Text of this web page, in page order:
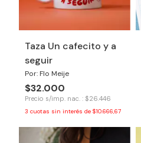
Taza Un cafecito y a
seguir
Por: Flo Meije
$32.000
Precio s/imp. nac. : $26.446
3 cuotas sin interés de $10.666,67